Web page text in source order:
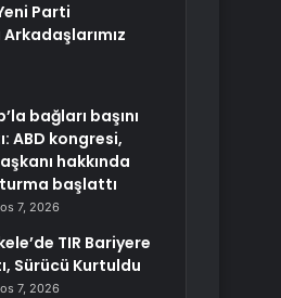
Parti
bağları başını
ABD kongresi,
hakkında
başlattı
7, 2026
TIR Bariyere
Sürücü Kurtuldu
7, 2026